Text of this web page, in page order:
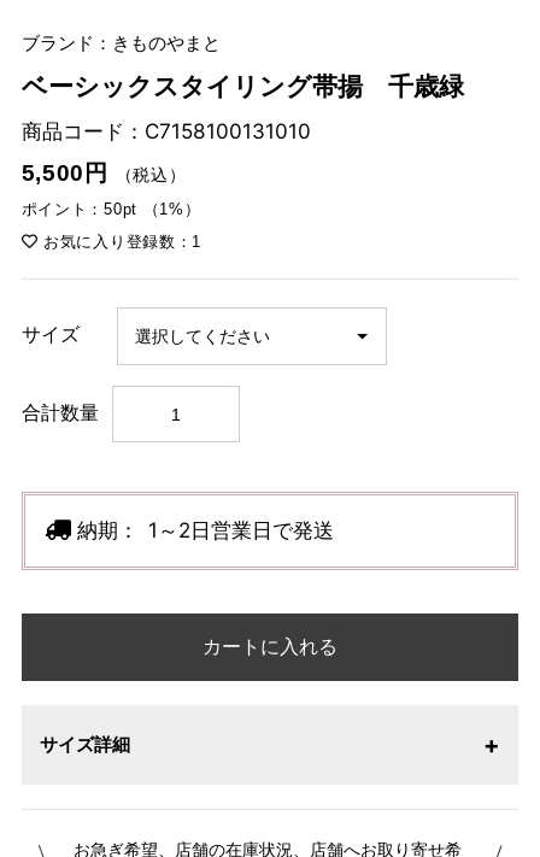
ブランド：きものやまと
ベーシックスタイリング帯揚 千歳緑
商品コード： C7158100131010
5,500円
（税込）
ポイント：50pt （1%）
お気に入り登録数：1
サイズ
合計数量
納期： 1～2日営業日で発送
カートに入れる
サイズ詳細
お急ぎ希望、店舗の在庫状況、店舗へお取り寄せ希